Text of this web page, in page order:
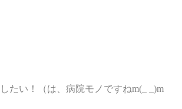
たい！（は、病院モノですねm(_ _)m